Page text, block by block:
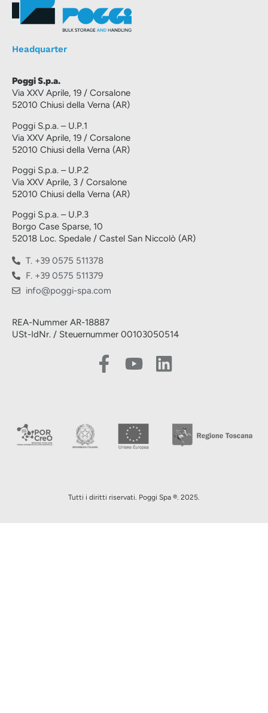
Headquarter
Poggi S.p.a.
Via XXV Aprile, 19 / Corsalone
52010 Chiusi della Verna (AR)
Poggi S.p.a. – U.P.1
Via XXV Aprile, 19 / Corsalone
52010 Chiusi della Verna (AR)
Poggi S.p.a. – U.P.2
Via XXV Aprile, 3 / Corsalone
52010 Chiusi della Verna (AR)
Poggi S.p.a. – U.P.3
Borgo Case Sparse, 10
52018 Loc. Spedale / Castel San Niccolò (AR)
T. +39 0575 511378
F. +39 0575 511379
info@poggi-spa.com
REA-Nummer AR-18887
USt-IdNr. / Steuernummer 00103050514
Tutti i diritti riservati. Poggi Spa ®. 2025.